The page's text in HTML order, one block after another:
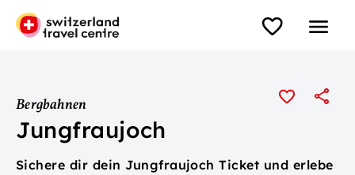
Bergbahnen
Jungfraujoch
Sichere dir dein Jungfraujoch Ticket und erlebe